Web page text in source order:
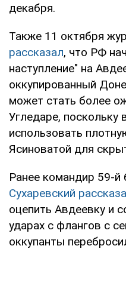
декабря.
Также 11 октября
рассказал, что РФ
наступление" на
оккупированный
может стать более
Угледаре, поскольку
использовать
Ясиноватой для
Ранее командир 59-
Сухаревский
оцепить Авдеевку и
ударах с флангов с
оккупанты